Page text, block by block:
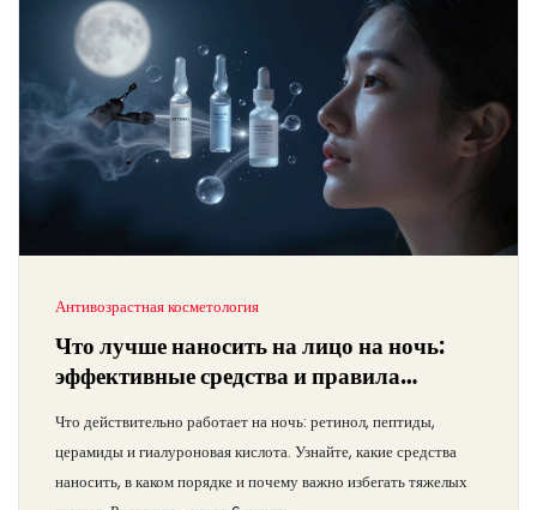
Антивозрастная косметология
Что лучше наносить на лицо на ночь:
эффективные средства и правила
Что действительно работает на ночь: ретинол, пептиды,
церамиды и гиалуроновая кислота. Узнайте, какие средства
наносить, в каком порядке и почему важно избегать тяжелых